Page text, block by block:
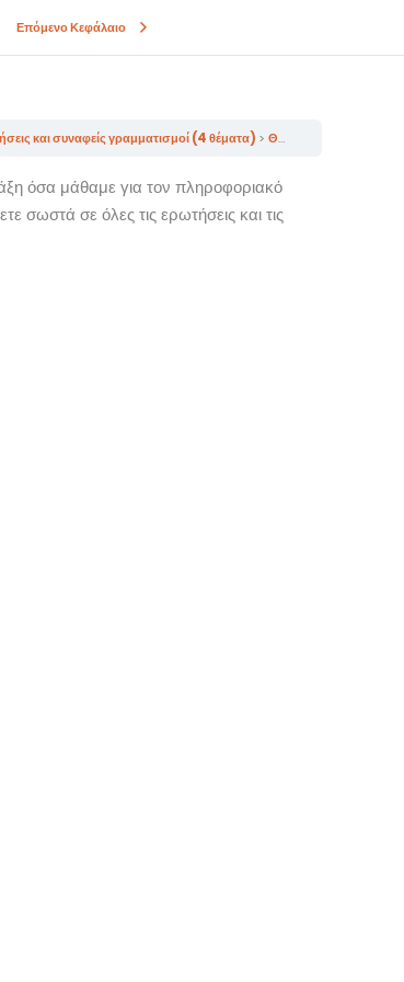
Επόμενο Κεφάλαιο
και συναφείς γραμματισμοί (4 θέματα) ΘΕΜΑ 1: Πληροφοριακός γραμματισμός
όσα μάθαμε για τον πληροφοριακό
σωστά σε όλες τις ερωτήσεις και τις